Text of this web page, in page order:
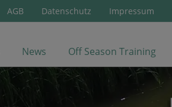
AGB Datenschutz Impressum
News Off Season Training